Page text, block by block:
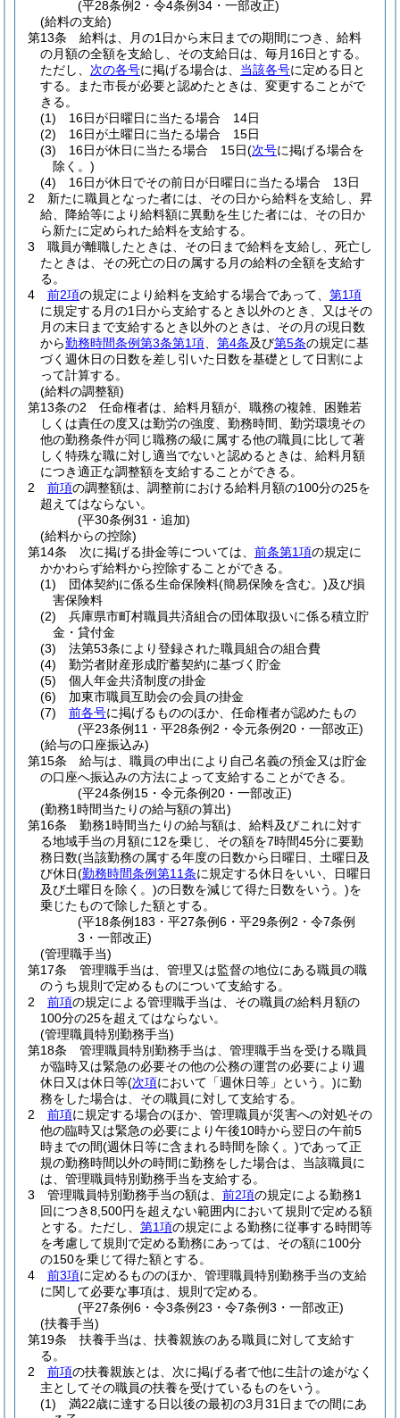
(平28条例2・令4条例34・一部改正)
(給料の支給)
第13条
給料は、月の1日から末日までの期間につき、給料
の月額の全額を支給し、その支給日は、毎月16日とする。
ただし、 次の各号に掲げる場合は、 当該各号に定める日と
する。
また市長が必要と認めたときは、変更することがで
きる。
(1)
16日が日曜日に当たる場合 14日
(2)
16日が土曜日に当たる場合 15日
(3)
16日が休日に当たる場合 15日(次号に掲げる場合を
除く。)
(4)
16日が休日でその前日が日曜日に当たる場合 13日
2
新たに職員となった者には、その日から給料を支給し、昇
給、降給等により給料額に異動を生じた者には、その日か
ら新たに定められた給料を支給する。
3
職員が離職したときは、その日まで給料を支給し、死亡し
たときは、その死亡の日の属する月の給料の全額を支給す
る。
4
前2項の規定により給料を支給する場合であって、 第1項
に規定する月の1日から支給するとき以外のとき、又はその
月の末日まで支給するとき以外のときは、その月の現日数
から勤務時間条例第3条第1項 第4条及び第5条の規定に基
づく週休日の日数を差し引いた日数を基礎として日割によ
って計算する。
(給料の調整額)
第13条の2
任命権者は、給料月額が、職務の複雑、困難若
しくは責任の度又は勤労の強度、勤務時間、勤労環境その
他の勤務条件が同じ職務の級に属する他の職員に比して著
しく特殊な職に対し適当でないと認めるときは、給料月額
につき適正な調整額を支給することができる。
2
前項の調整額は、調整前における給料月額の100分の25を
超えてはならない。
(平30条例31・追加)
(給料からの控除)
第14条
次に掲げる掛金等については、 前条第1項の規定に
かかわらず給料から控除することができる。
(1)
団体契約に係る生命保険料(簡易保険を含む。)及び損
害保険料
(2)
兵庫県市町村職員共済組合の団体取扱いに係る積立貯
金・貸付金
(3)
法第53条により登録された職員組合の組合費
(4)
勤労者財産形成貯蓄契約に基づく貯金
(5)
個人年金共済制度の掛金
(6)
加東市職員互助会の会員の掛金
(7)
前各号に掲げるもののほか、任命権者が認めたもの
(平23条例11・平28条例2・令元条例20・一部改正)
(給与の口座振込み)
第15条
給与は、職員の申出により自己名義の預金又は貯金
の口座へ振込みの方法によって支給することができる。
(平24条例15・令元条例20・一部改正)
(勤務1時間当たりの給与額の算出)
第16条
勤務1時間当たりの給与額は、給料及びこれに対す
る地域手当の月額に12を乗じ、その額を7時間45分に要勤
務日数(当該勤務の属する年度の日数から日曜日、土曜日及
び休日(勤務時間条例第11条に規定する休日をいい、日曜日
及び土曜日を除く。)の日数を減じて得た日数をいう。)を
乗じたもので除した額とする。
(平18条例183・平27条例6・平29条例2・令7条例
3・一部改正)
(管理職手当)
第17条
管理職手当は、管理又は監督の地位にある職員の職
のうち規則で定めるものについて支給する。
2
前項の規定による管理職手当は、その職員の給料月額の
100分の25を超えてはならない。
(管理職員特別勤務手当)
第18条
管理職員特別勤務手当は、管理職手当を受ける職員
が臨時又は緊急の必要その他の公務の運営の必要により週
休日又は休日等(次項において「週休日等」という。)に勤
務をした場合は、その職員に対して支給する。
2
前項に規定する場合のほか、管理職員が災害への対処その
他の臨時又は緊急の必要により午後10時から翌日の午前5
時までの間(週休日等に含まれる時間を除く。)であって正
規の勤務時間以外の時間に勤務をした場合は、当該職員に
は、管理職員特別勤務手当を支給する。
3
管理職員特別勤務手当の額は、 前2項の規定による勤務1
回につき8,500円を超えない範囲内において規則で定める額
とする。 ただし、 第1項の規定による勤務に従事する時間等
を考慮して規則で定める勤務にあっては、その額に100分
の150を乗じて得た額とする。
4
前3項に定めるもののほか、管理職員特別勤務手当の支給
に関して必要な事項は、規則で定める。
(平27条例6・令3条例23・令7条例3・一部改正)
(扶養手当)
第19条
扶養手当は、扶養親族のある職員に対して支給す
る。
2
前項の扶養親族とは、次に掲げる者で他に生計の途がなく
主としてその職員の扶養を受けているものをいう。
(1)
満22歳に達する日以後の最初の3月31日までの間にあ